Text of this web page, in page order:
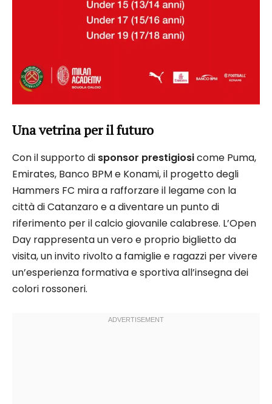
Una vetrina per il futuro
Con il supporto di sponsor prestigiosicome Puma,
Emirates, Banco BPM e Konami, il progetto degli
Hammers FC mira a rafforzare il legame con la
città di Catanzaro e a diventare un punto di
riferimento per il calcio giovanile calabrese. L’Open
Day rappresenta un vero e proprio biglietto da
visita, un invito rivolto a famiglie e ragazzi per vivere
un’esperienza formativa e sportiva all’insegna dei
colori rossoneri.